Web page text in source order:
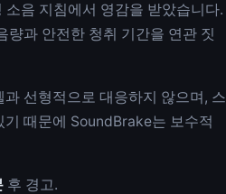
음 지침에서 영감을 받았습니다.
량과 안전한 청취 기간을 연관 짓
선형적으로 대응하지 않으며, 스
때문에 SoundBrake는 보수적
후 경고.